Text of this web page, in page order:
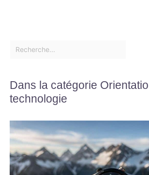
Dans la catégorie
technologie